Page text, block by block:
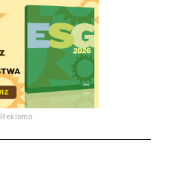
Reklama